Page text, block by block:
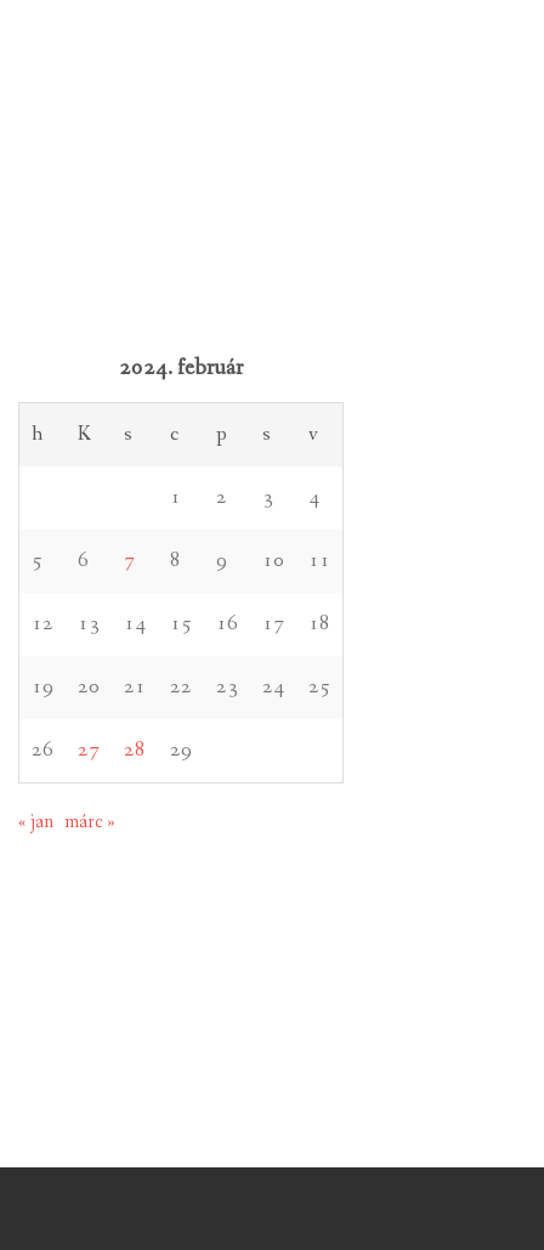
2024. február
h K s c p s v
1 2 3 4
5 6 7 8 9 10 11
12 13 14 15 16 17 18
19 20 21 22 23 24 25
26 27 28 29
« jan márc »